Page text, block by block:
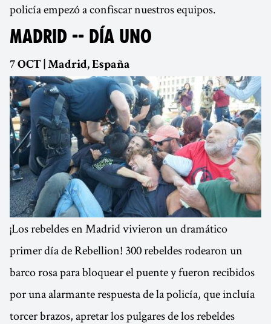
policía empezó a confiscar nuestros equipos.
MADRID -- DÍA UNO
7 OCT | Madrid, España
¡Los rebeldes en Madrid vivieron un dramático
primer día de Rebellion! 300 rebeldes rodearon un
barco rosa para bloquear el puente y fueron recibidos
por una alarmante respuesta de la policía, que incluía
torcer brazos, apretar los pulgares de los rebeldes